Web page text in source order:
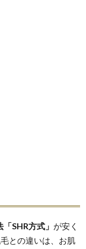
「SHR方式」 が安く
との違いは、お肌